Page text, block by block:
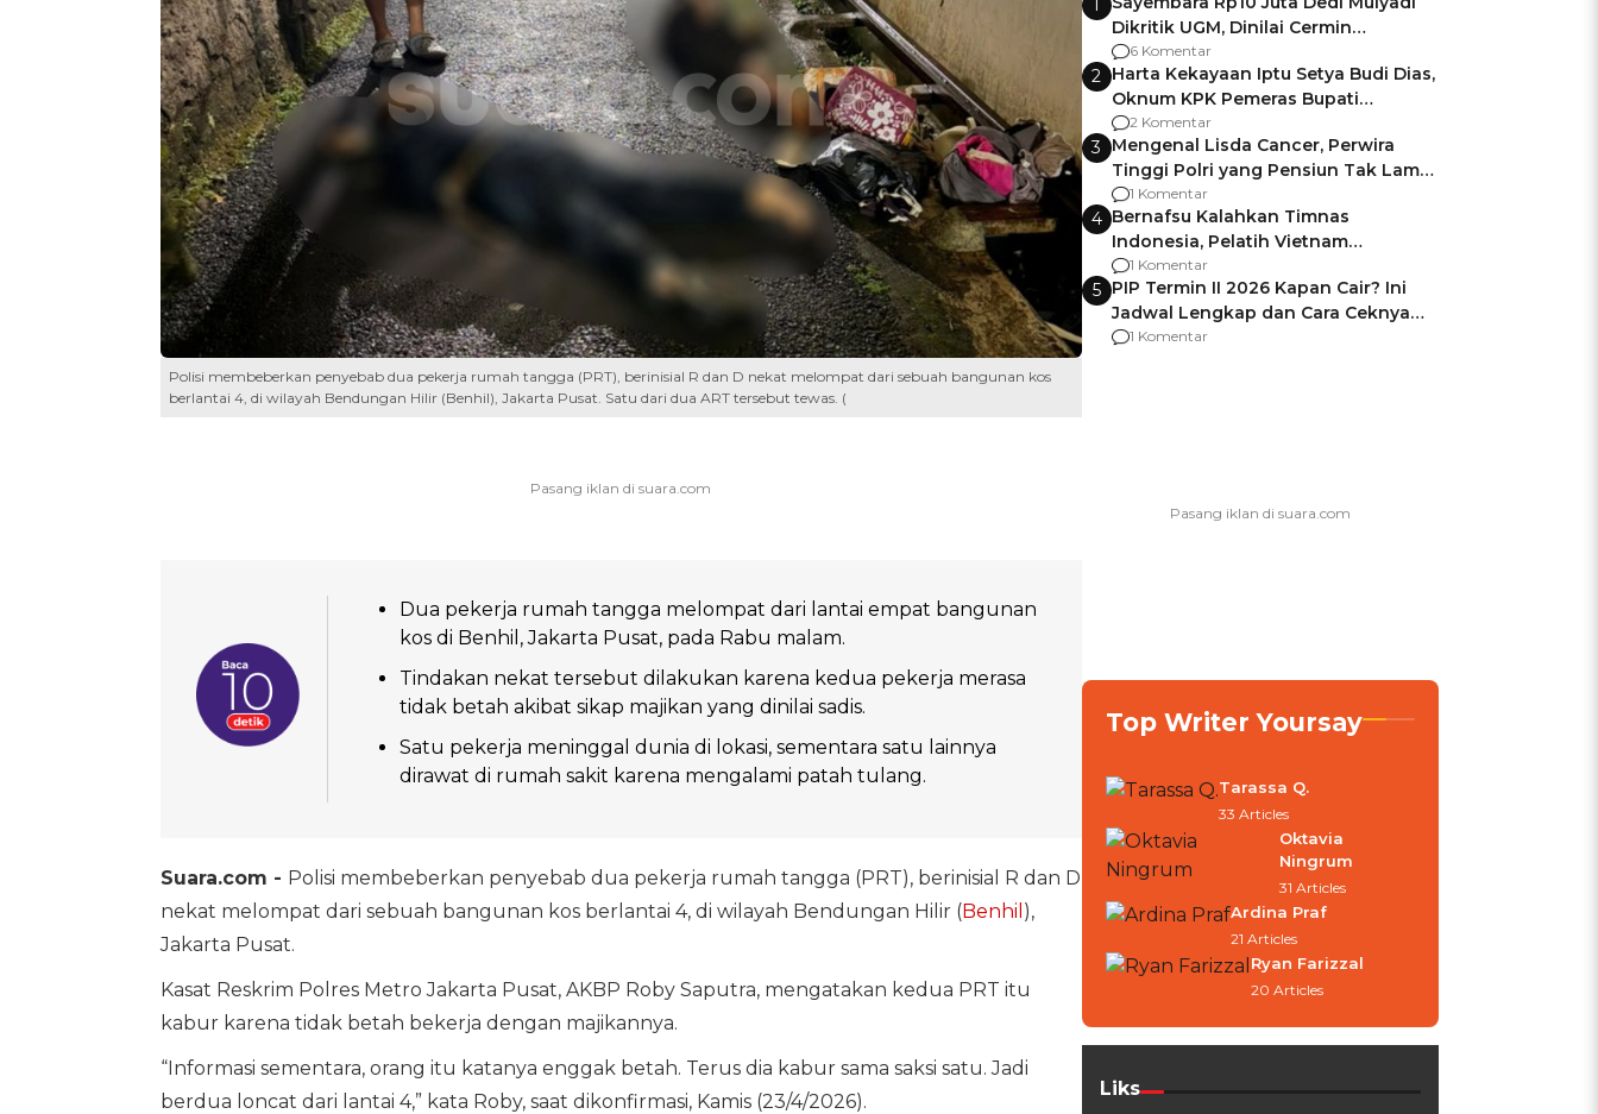
Polisi membeberkan penyebab dua pekerja rumah tangga (PRT), berinisial R dan D nekat melompat dari sebuah bangunan kos
berlantai 4, di wilayah Bendungan Hilir (Benhil), Jakarta Pusat. Satu dari dua ART tersebut tewas. (
Dua pekerja rumah tangga melompat dari lantai empat bangunan
kos di Benhil, Jakarta Pusat, pada Rabu malam.
Tindakan nekat tersebut dilakukan karena kedua pekerja merasa
tidak betah akibat sikap majikan yang dinilai sadis.
Satu pekerja meninggal dunia di lokasi, sementara satu lainnya
dirawat di rumah sakit karena mengalami patah tulang.
Suara.com - Polisi membeberkan penyebab dua pekerja rumah tangga (PRT), berinisial R dan D
nekat melompat dari sebuah bangunan kos berlantai 4, di wilayah Bendungan Hilir (Benhil ),
Jakarta Pusat.
Kasat Reskrim Polres Metro Jakarta Pusat, AKBP Roby Saputra, mengatakan kedua PRT itu
kabur karena tidak betah bekerja dengan majikannya.
“Informasi sementara, orang itu katanya enggak betah. Terus dia kabur sama saksi satu. Jadi
berdua loncat dari lantai 4,” kata Roby, saat dikonfirmasi, Kamis (23/4/2026).
1
Dikritik UGM, Dinilai Cermin
Gagalnya Negara Jamin Keamanan
6 Komentar
2 Harta Kekayaan Iptu Setya Budi Dias,
Oknum KPK Pemeras Bupati
Pemalang
2 Komentar
3 Mengenal Lisda Cancer, Perwira
Tinggi Polri yang Pensiun Tak Lama
Usai Jadi Brigjen
1 Komentar
4 Bernafsu Kalahkan Timnas
Indonesia, Pelatih Vietnam
Berencana Pakai Jimat di Pakansari
1 Komentar
5 PIP Termin II 2026 Kapan Cair? Ini
Jadwal Lengkap dan Cara Ceknya
agar Dana Tidak Hangus!
1 Komentar
Top Writer Yoursay
Tarassa Q.
33 Articles
Oktavia
Ningrum
31 Articles
Ardina Praf
21 Articles
Ryan Farizzal
20 Articles
Liks